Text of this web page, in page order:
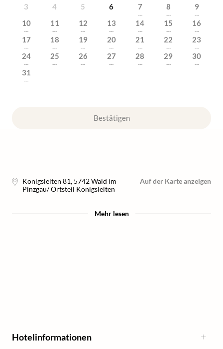
3
4 5 6 7
---
8
---
9
---
10
---
11
---
12
---
13
---
14
---
15
---
16
---
17
---
18
---
19
---
20
---
21
---
22
---
23
---
24
---
25
---
26
---
27
---
28
---
29
---
30
---
31
---
Bestätigen
Königsleiten 81, 5742Wald im
Pinzgau/ Ortsteil Königsleiten
Auf der Karte anzeigen
Mehr lesen
Hotelinformationen